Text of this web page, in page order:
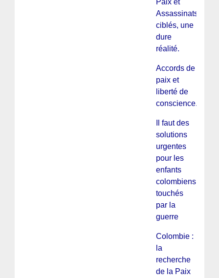
Paix et
Assassinats
ciblés, une
dure
réalité.
Accords de
paix et
liberté de
conscience.
Il faut des
solutions
urgentes
pour les
enfants
colombiens
touchés
par la
guerre
Colombie :
la
recherche
de la Paix